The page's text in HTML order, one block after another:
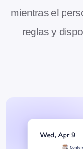
mientras el
reglas y